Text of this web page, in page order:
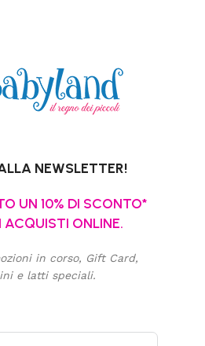
NEWSLETTER!
UN 10% DI SCONTO*
ACQUISTI ONLINE.
in corso, Gift Card,
e latti speciali.